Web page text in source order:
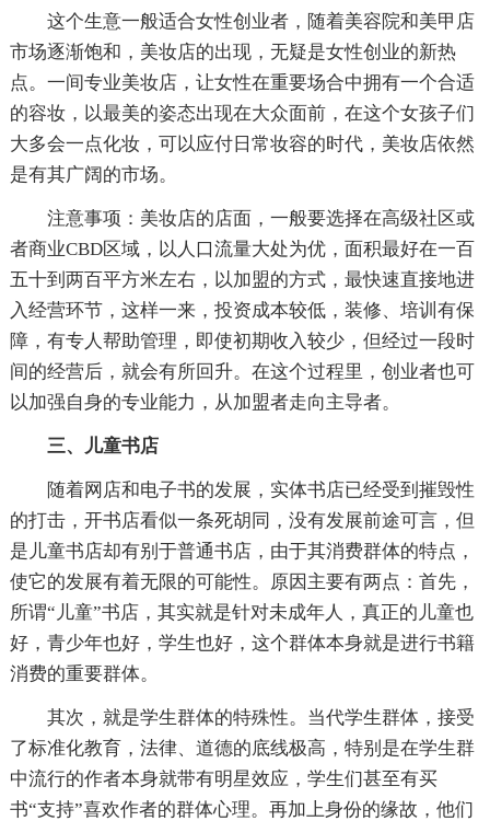
这个生意一般适合女性创业者，随着美容院和美甲店
市场逐渐饱和，美妆店的出现，无疑是女性创业的新热
点。一间专业美妆店，让女性在重要场合中拥有一个合适
的容妆，以最美的姿态出现在大众面前，在这个女孩子们
大多会一点化妆，可以应付日常妆容的时代，美妆店依然
是有其广阔的市场。
注意事项：美妆店的店面，一般要选择在高级社区或
者商业CBD区域，以人口流量大处为优，面积最好在一百
五十到两百平方米左右，以加盟的方式，最快速直接地进
入经营环节，这样一来，投资成本较低，装修、培训有保
障，有专人帮助管理，即使初期收入较少，但经过一段时
间的经营后，就会有所回升。在这个过程里，创业者也可
以加强自身的专业能力，从加盟者走向主导者。
三、儿童书店
随着网店和电子书的发展，实体书店已经受到摧毁性
的打击，开书店看似一条死胡同，没有发展前途可言，但
是儿童书店却有别于普通书店，由于其消费群体的特点，
使它的发展有着无限的可能性。原因主要有两点：首先，
所谓“儿童”书店，其实就是针对未成年人，真正的儿童也
好，青少年也好，学生也好，这个群体本身就是进行书籍
消费的重要群体。
其次，就是学生群体的特殊性。当代学生群体，接受
了标准化教育，法律、道德的底线极高，特别是在学生群
中流行的作者本身就带有明星效应，学生们甚至有买
书“支持”喜欢作者的群体心理。再加上身份的缘故，他们